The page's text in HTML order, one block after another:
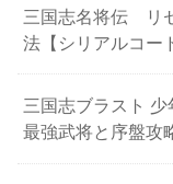
三国志名将伝 リ
法【シリアルコー
三国志ブラスト
最強武将と序盤攻